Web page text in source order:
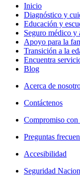
Inicio
Diagnóstico y
Educación y
Seguro médico y
Apoyo para la
Transición a la
Encuentra
Blog
Acerca de
Contáctenos
Compromiso con
Preguntas
Accesibilidad
Seguridad